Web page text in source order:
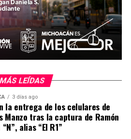
MÁS LEÍDAS
3 días ago
la entrega de los celulares de
Manzo tras la captura de Ramón
alias “El R1”